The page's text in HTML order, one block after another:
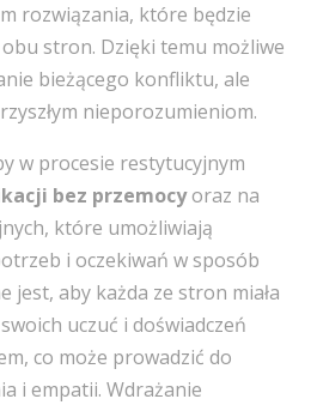
rozwiązania, które będzie
stron. Dzięki temu możliwe
bieżącego konfliktu, ale
nieporozumieniom.
w procesie restytucyjnym
bez przemocyoraz na
które umożliwiają
i oczekiwań w sposób
jest, aby każda ze stron miała
uczuć i doświadczeń
co może prowadzić do
i empatii. Wdrażanie